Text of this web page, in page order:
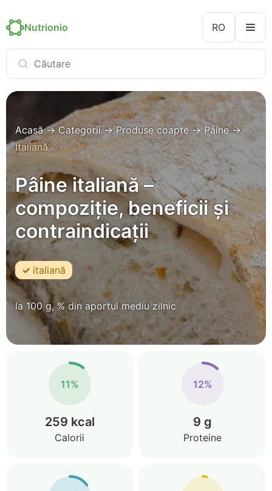
Nutrionio RO
Acasă→ Categorii→Produse coapte→ Pâine→
Italiană
Pâine italiană –
compoziție, beneficii și
contraindicații
italiană
la 100 g, % din aportul mediu zilnic
11%
259 kcal
Calorii
12%
9 g
Proteine